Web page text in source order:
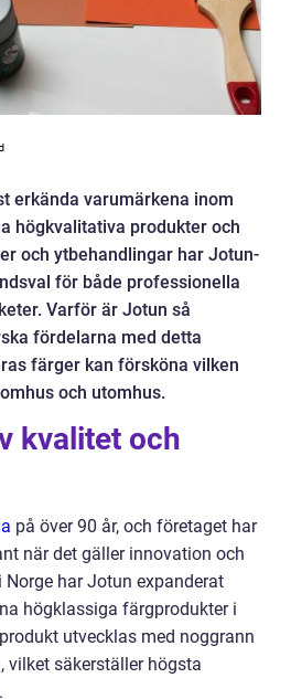
erkända varumärkena inom
högkvalitativa produkter och
och ytbehandlingar har Jotun-
för både professionella
Varför är Jotun så
fördelarna med detta
färger kan försköna vilken
och utomhus.
kvalitet och
på över 90 år, och företaget har
när det gäller innovation och
har Jotun expanderat
högklassiga färgprodukter i
utvecklas med noggrann
vilket säkerställer högsta